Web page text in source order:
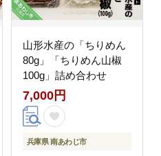
山形水産の「ちりめん
80g」「ちりめん山椒
100g」詰め合わせ
7,000円
兵庫県 南あわじ市